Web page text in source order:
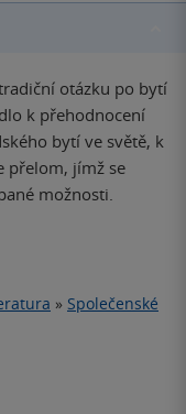
otázku po bytí
k přehodnocení
bytí ve světě, k
přelom, jímž se
možnosti.
» Společenské